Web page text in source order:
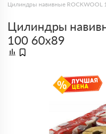
Цилиндры навивные ROCKWOOL
Цилиндры
100 60х89